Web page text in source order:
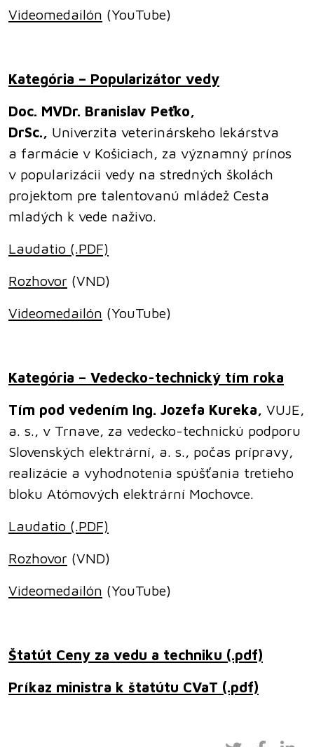
Videomedailón (YouTube)
Kategória – Popularizátor vedy
Doc. MVDr. Branislav Peťko,
DrSc., Univerzita veterinárskeho lekárstva
a farmácie v Košiciach, za významný prínos
v popularizácii vedy na stredných školách
projektom pre talentovanú mládež Cesta
mladých k vede naživo.
Laudatio (.PDF)
Rozhovor (VND)
Videomedailón (YouTube)
Kategória – Vedecko-technický tím roka
Tím pod vedením Ing. Jozefa Kureka, VUJE,
a. s., v Trnave, za vedecko-technickú podporu
Slovenských elektrární, a. s., počas prípravy,
realizácie a vyhodnotenia spúšťania tretieho
bloku Atómových elektrární Mochovce.
Laudatio (.PDF)
Rozhovor (VND)
Videomedailón (YouTube)
Štatút Ceny za vedu a techniku (.pdf)
Príkaz ministra k štatútu CVaT (.pdf)